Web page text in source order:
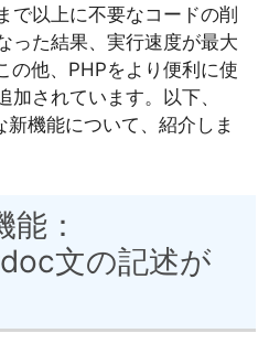
で以上に不要なコードの削
った結果、実行速度が最大
の他、PHPをより便利に使
加されています。以下、
機能について、紹介しま
：
文の記述が